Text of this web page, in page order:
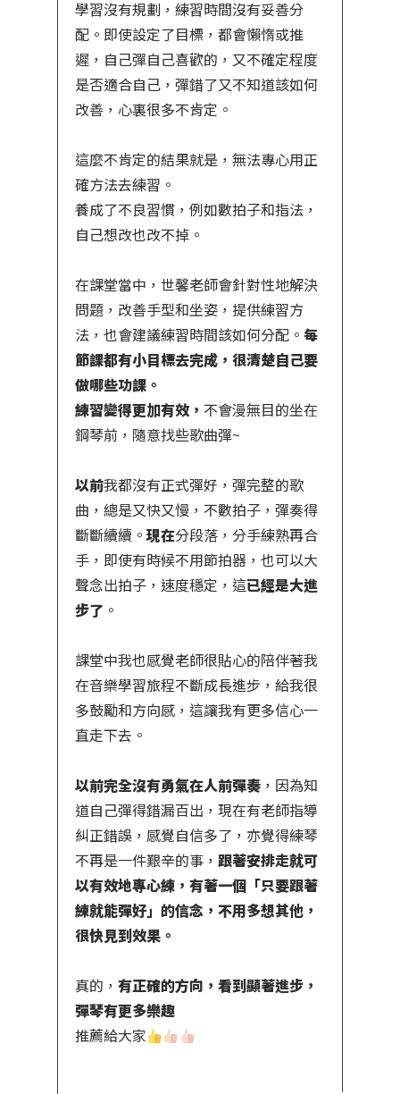
學習沒有規劃，練習時間沒有妥善分
配。即使設定了目標，都會懶惰或推
遲，自己彈自己喜歡的，又不確定程度
是否適合自己，彈錯了又不知道該如何
改善，心裏很多不肯定。
這麼不肯定的結果就是，無法專心用正
確方法去練習。
養成了不良習慣，例如數拍子和指法，
自己想改也改不掉。
在課堂當中，世馨老師會針對性地解決
問題，改善手型和坐姿，提供練習方
法，也會建議練習時間該如何分配。 每
節課都有小目標去完成，很清楚自己要
做哪些功課。
練習變得更加有效， 不會漫無目的坐在
鋼琴前，隨意找些歌曲彈~
以前我都沒有正式彈好，彈完整的歌
曲，總是又快又慢，不數拍子，彈奏得
斷斷續續。 現在分段落，分手練熟再合
手，即使有時候不用節拍器，也可以大
聲念出拍子，速度穩定，這已經是大進
步了 。
課堂中我也感覺老師很貼心的陪伴著我
在音樂學習旅程不斷成長進步，給我很
多鼓勵和方向感，這讓我有更多信心一
直走下去。
以前完全沒有勇氣在人前彈奏 ，因為知
道自己彈得錯漏百出，現在有老師指導
糾正錯誤，感覺自信多了，亦覺得練琴
不再是一件艱辛的事， 跟著安排走就可
以有效地專心練，有著一個「只要跟著
練就能彈好」的信念，不用多想其他，
很快見到效果。
真的， 有正確的方向，看到顯著進步，
彈琴有更多樂趣
推薦給大家